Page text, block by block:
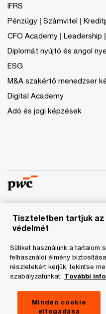
IFRS
Pénzügy | Számvitel |
CFO Academy | Leadership
Diplomát nyújtó és angol
ESG
M&A szakértő menedzser
Digital Academy
Adó és jogi képzések
© 2023 - 2026 PwC. Minden
kifejezés a
amelyek az önálló és
PricewaterhouseCoopers
tagja.
Adatkezelési tájékoztató
Tiszteletben tartjuk az
védelmét
Sütiket használunk a tartalom
felhasználói élmény
részletekért kérjük, tekintse
szabályzatunkat. További
Minden cookie
elfogadása